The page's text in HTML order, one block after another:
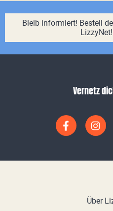
Bleib informiert! Bestell
LizzyNet!
Vernetz
Über